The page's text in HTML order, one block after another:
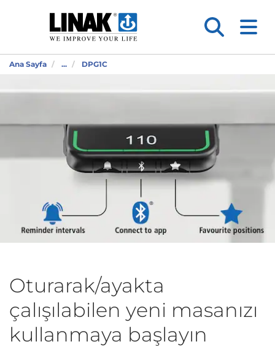
Ana Sayfa ... DPG1C
Oturarak/ayakta
çalışılabilen yeni masanızı
kullanmaya başlayın